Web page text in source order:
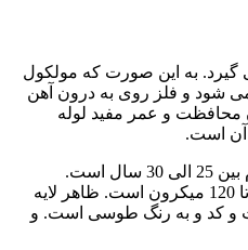
گیرد. به این صورت که مولکول
شود و فلز روی به درون آهن
محافظت و عمر مفید لوله
آن است.
عمر مفید لوله های گالوانیزه گرم بین 25 الی 30 سال است.
ضخامت آنها در این روش بین 40 تا 120 میکرون است. ظاهر لایه
و کد و به رنگ طوسی است. و